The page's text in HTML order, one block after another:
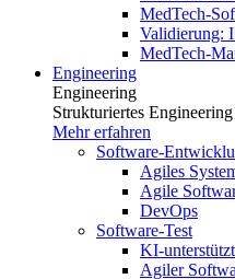
MedTech-
Validierung:
MedTech-
Engineering
Engineering
Strukturiertes
Mehr erfahren
Software-
Agiles
Agile
DevOps
Software-Test
KI-
Agiler